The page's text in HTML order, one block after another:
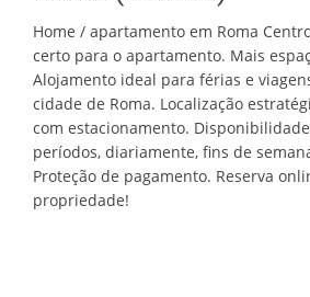
Home / apartamento em Roma
certo para o apartamento. Mais
Alojamento ideal para férias e
cidade de Roma. Localização
com estacionamento.
períodos, diariamente, fins de
Proteção de pagamento. Reserva
propriedade!